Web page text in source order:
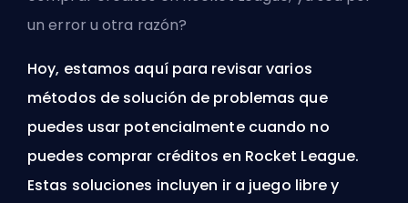
un error u otra razón?
Hoy, estamos aquí para revisar varios
métodos de solución de problemas que
puedes usar potencialmente cuando no
puedes comprar créditos en Rocket League.
Estas soluciones incluyen ir a juego libre y